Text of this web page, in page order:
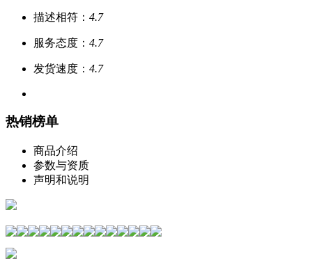
描述相符： 4.7
服务态度： 4.7
发货速度： 4.7
热销榜单
商品介绍
参数与资质
声明和说明